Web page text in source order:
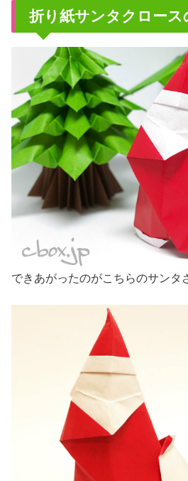
折り紙サンタクロース
できあがったのがこちらのサンタ